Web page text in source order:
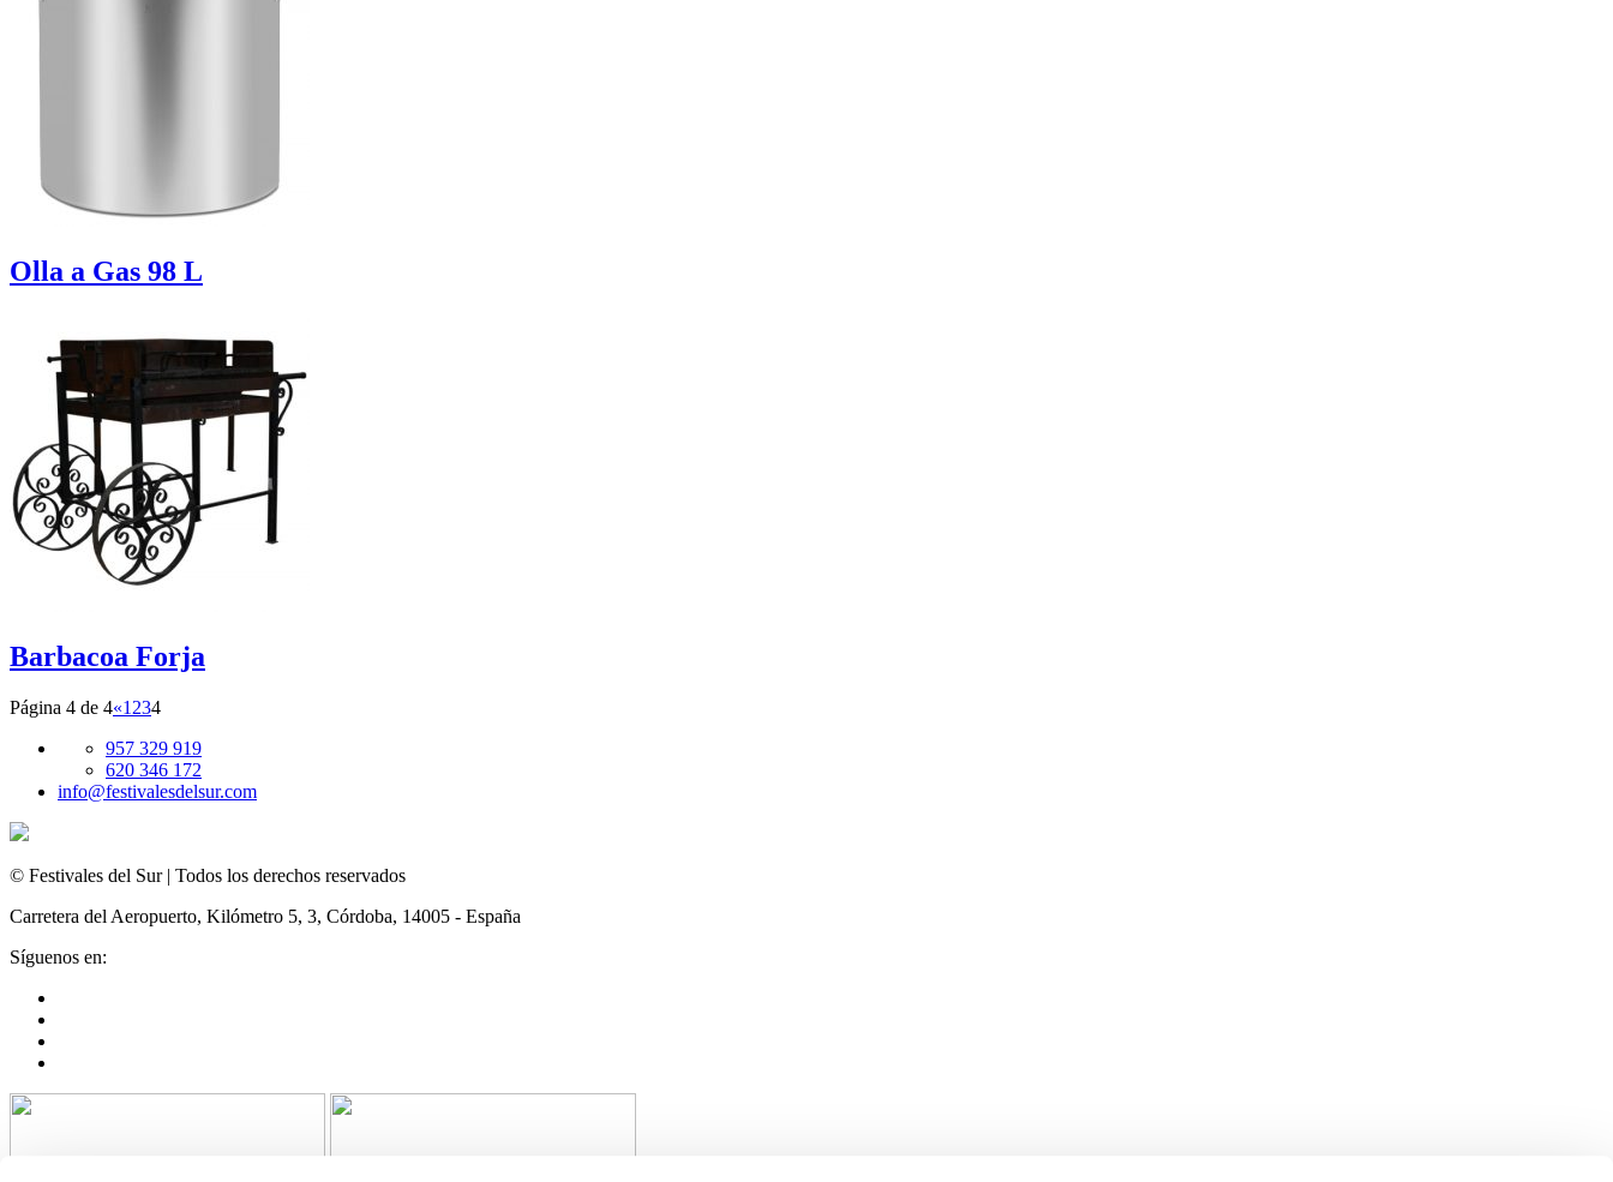
Olla a Gas 98 L
Barbacoa Forja
Página 4 de 4«1 234
957 329 919
620 346 172
info@festivalesdelsur.com
© Festivales del Sur | Todos los derechos reservados
Carretera del Aeropuerto, Kilómetro 5, 3, Córdoba, 14005 - España
Síguenos en: